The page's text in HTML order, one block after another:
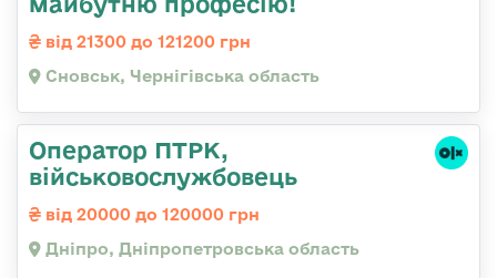
від 21300 до 121200 грн
Сновськ, Чернігівська область
Оператор ПТРК,
військовослужбовець
від 20000 до 120000 грн
Дніпро, Дніпропетровська область